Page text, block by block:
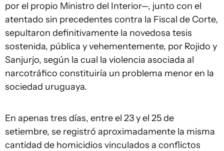
por el propio Ministro del Interior—, junto con el
atentado sin precedentes contra la Fiscal de Corte,
sepultaron definitivamente la novedosa tesis
sostenida, pública y vehementemente, por Rojido y
Sanjurjo, según la cual la violencia asociada al
narcotráfico constituiría un problema menor en la
sociedad uruguaya.
En apenas tres días, entre el 23 y el 25 de
setiembre, se registró aproximadamente la misma
cantidad de homicidios vinculados a conflictos